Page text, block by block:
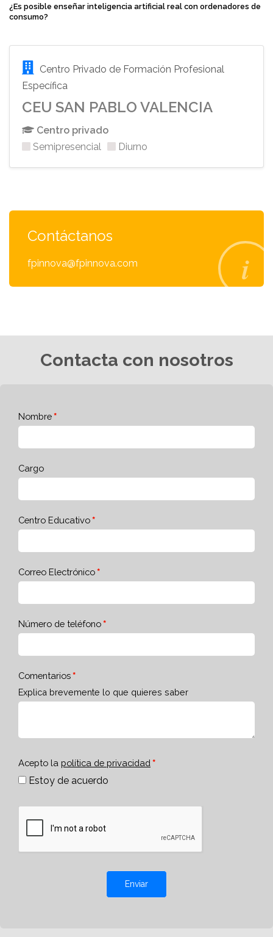
¿Es posible enseñar inteligencia artificial real con ordenadores de
consumo?
Centro Privado de Formación Profesional
Específica
CEU SAN PABLO VALENCIA
Centro privado
Semipresencial
Diurno
Contáctanos
fpinnova@fpinnova.com
Contacta con nosotros
Nombre
Cargo
Centro Educativo
Correo Electrónico
Número de teléfono
Comentarios
Explica brevemente lo que quieres saber
Acepto la política de privacidad
Estoy de acuerdo
Enviar